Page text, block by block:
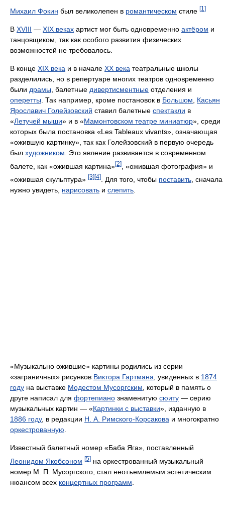
Михаил Фокин был великолепен в романтическом стиле [1]
В XVIII — XIX веках артист мог быть одновременно актёром и
танцовщиком, так как особого развития физических
возможностей не требовалось.
В конце XIX века и в начале XX века театральные школы
разделились, но в репертуаре многих театров одновременно
были драмы , балетные дивертисментные отделения и
оперетты . Так например, кроме постановок в Большом
Касьян
Ярославич Голейзовский ставил балетные спектакли в
«Летучей мыши» и в «Мамонтовском театре миниатюр», среди
которых была постановка «Les Tableaux vivants», означающая
«ожившую картинку», так как Голейзовский в первую очередь
был художником . Это явление развивается в современном
балете, как «ожившая картина»[2]
, «ожившая фотография» и
«ожившая скульптура» [3] [4] . Для того, чтобы поставить , сначала
нужно увидеть, нарисовать и слепить
«Музыкально ожившие» картины родились из серии
«заграничных» рисунков Виктора Гартмана , увиденных в 1874
году на выставке Модестом Мусоргским , который в память о
друге написал для фортепиано знаменитую сюиту — серию
музыкальных картин — «Картинки с выставки», изданную в
1886 году, в редакции Н. А. Римского-Корсакова и многократно
оркестрованную
Известный балетный номер «Баба Яга», поставленный
Леонидом Якобсоном [5] на оркестрованный музыкальный
номер М. П. Мусоргского, стал неотъемлемым эстетическим
нюансом всех концертных программ